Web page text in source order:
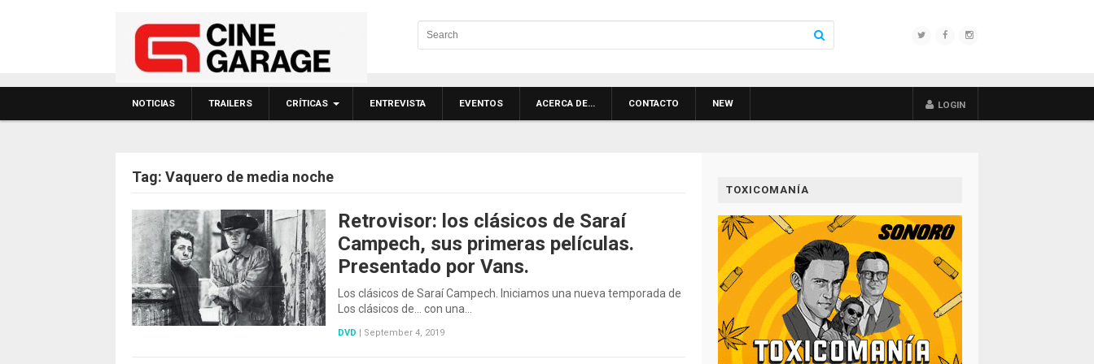
NOTICIAS TRAILERS CRÍTICAS ENTREVISTA EVENTOS ACERCA DE… CONTACTO NEW LOGIN
Tag: Vaquero de media noche
Retrovisor: los clásicos de Saraí
Campech, sus primeras películas.
Presentado por Vans.
Los clásicos de Saraí Campech. Iniciamos una nueva temporada de
Los clásicos de… con una…
DVD | September 4, 2019
TOXICOMANÍA